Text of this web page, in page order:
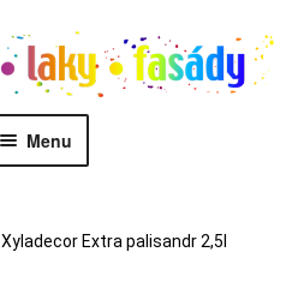
Menu
Xyladecor Extra palisandr 2,5l